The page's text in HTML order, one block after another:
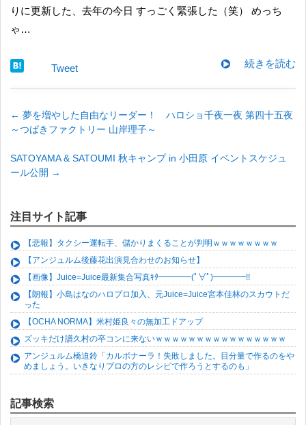
りに更新した、去年の今日 すっごく緊張した（笑） めっち
ゃ…
続きを読む
Tweet
← 夢を増やした自由なリーダー！ ハロショ千夜一夜 第四十五夜
～つばきファクトリー 山岸理子～
SATOYAMA & SATOUMI 秋キャンプ in 小田原 イベントスケジュ
ール公開 →
注目サイト記事
【悲報】タクシー運転手、儲かりまくることが判明ｗｗｗｗｗｗｗｗ
【アンジュルム後藤花出演見合わせのお知らせ】
【画像】Juice=Juice最新集合写真ｷﾀ━━━━(ﾟ∀ﾟ)━━━━!!
【朗報】小島はなのハロプロ加入、元Juice=Juice宮本佳林のスカウトだ
った
【OCHA NORMA】米村姫良々の無加工ドアップ
ズッキだけ譜久村の卒コンに来ないｗｗｗｗｗｗｗｗｗｗｗｗｗｗｗｗ
アンジュルム橋迫鈴「カルボナーラ！失敗しました。目分量で作るのをや
めましょう。いきなりプロの方のレシピで作ろうとするのも」
記事検索